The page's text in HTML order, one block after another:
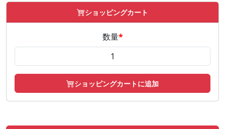
ショッピングカート
数量*
ショッピングカートに追加